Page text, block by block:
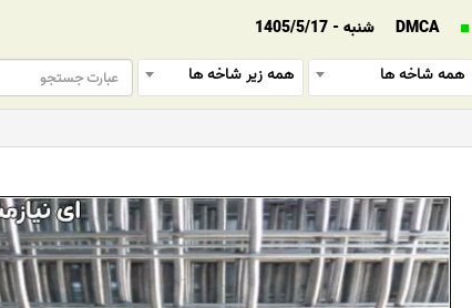
DMCA
شنبه - 1405/5/17
همه شاخه ها همه زیر شاخه ها